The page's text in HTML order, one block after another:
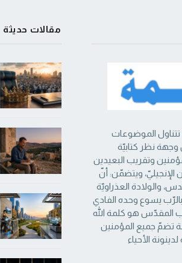
الموضوعات
‏وجهة نظر كتابيّة
وتقريب البعيدين
الإنجيليّ، ويتضمّن: أنّ
والولادة العذراويّة
يسوع وحده الفادي
‏المقدّس هو كلمة الله
تضمّ جميع المؤمنين
الأحياء
مقالات حديثة